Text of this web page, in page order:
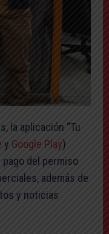
la aplicación “Tu
y Google Play)
del permiso
además de
y noticias